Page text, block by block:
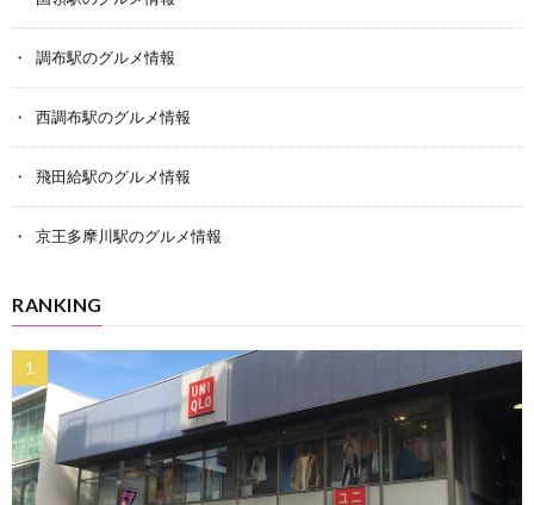
調布駅のグルメ情報
西調布駅のグルメ情報
飛田給駅のグルメ情報
京王多摩川駅のグルメ情報
RANKING